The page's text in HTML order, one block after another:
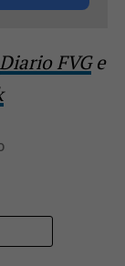
Diario FVGe